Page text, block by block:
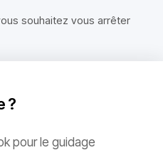
souhaitez vous arrêter
?
pour le guidage